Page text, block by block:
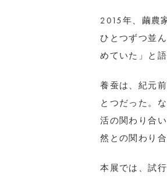
2015年、繭農
ひとつずつ並
めていた」と語
養蚕は、紀元
とつだった。
活の関わり合
然との関わり
本展では、試